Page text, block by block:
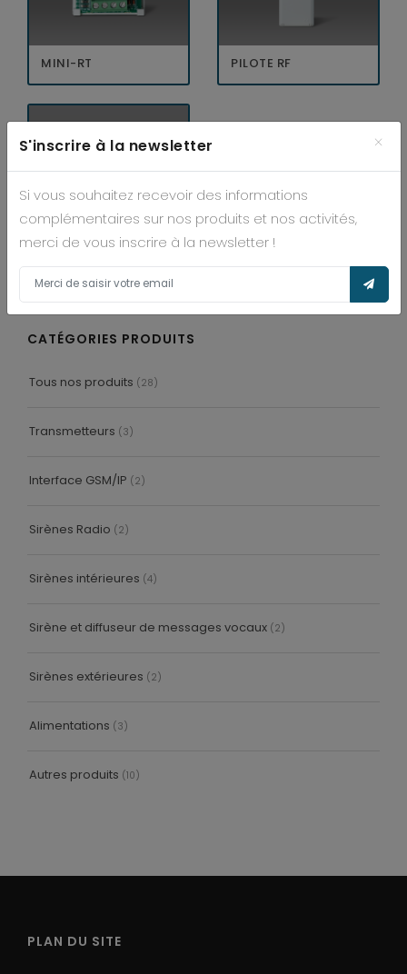
MINI-RT PILOTE RF
RECEPTYS
CATÉGORIES PRODUITS
Tous nos produits (28)
Transmetteurs (3)
Interface GSM/IP (2)
Sirènes Radio (2)
Sirènes intérieures (4)
Sirène et diffuseur de messages vocaux (2)
Sirènes extérieures (2)
Alimentations (3)
Autres produits (10)
PLAN DU SITE
S'inscrire à la newsletter ×
Si vous souhaitez recevoir des informations
complémentaires sur nos produits et nos activités,
merci de vous inscrire à la newsletter !